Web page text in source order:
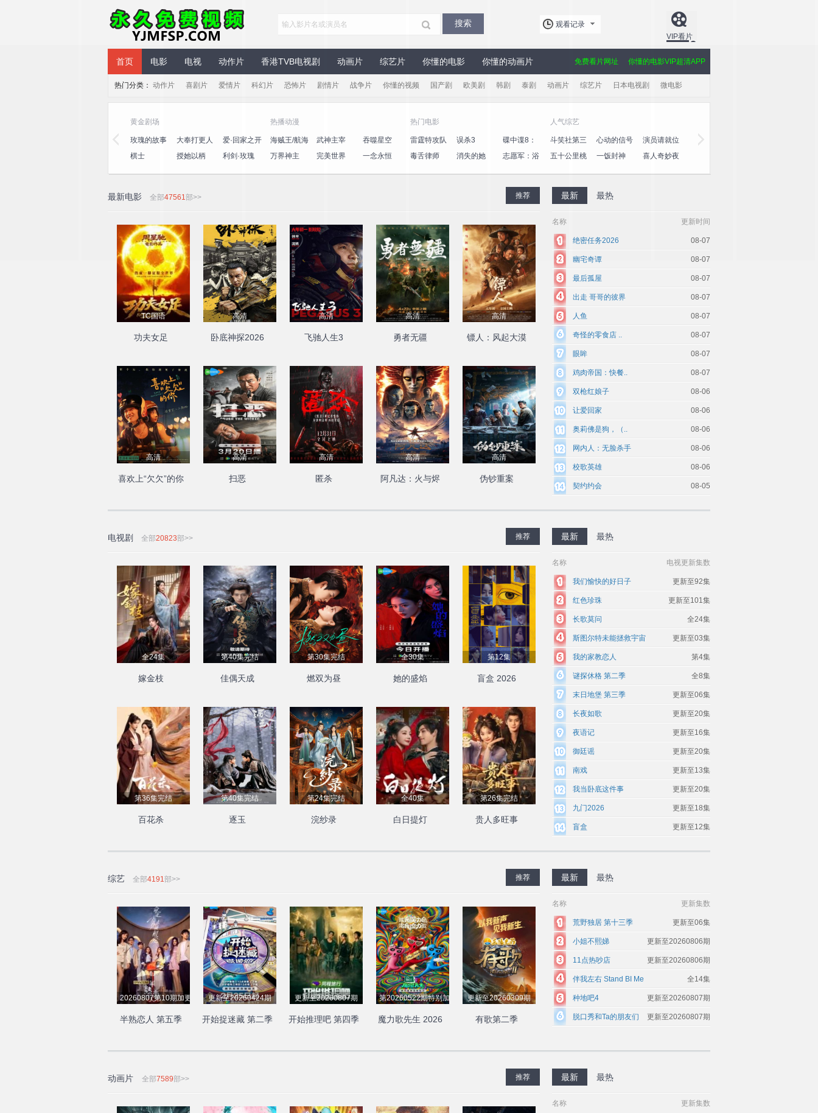
永久免费视频
观看记录
VIP看片
首页 电影 电视 动作片 香港TVB电视剧 动画片 综艺片 你懂的电影 你懂的动画片 你懂的电影VIP超清APP
免费看片网址
热门分类： 动作片 喜剧片 爱情片 科幻片 恐怖片 剧情片 战争片 你懂的视频 国产剧 欧美剧 韩剧 泰剧 动画片 综艺片 日本电视剧 微电影
黄金剧场
玫瑰的故事 大奉打更人
爱·回家之开
心速递
棋士 授她以柄 利剑·玫瑰
热播动漫
海贼王/航海
王
武神主宰
吞噬星空
万界神主
完美世界 一念永恒
热门电影
雷霆特攻队 误杀3
碟中谍8：
最终清算
毒舌律师 消失的她
志愿军：浴
人气综艺
斗笑社第三
季
心动的信号
第八季
演员请就位
第三季
五十公里桃
一饭封神
喜人奇妙夜
最新电影 全部47561部>> 推荐
TC国语
功夫女足
高清
卧底神探2026
高清
飞驰人生3
高清
勇者无疆
高清
镖人：风起大漠
高清
喜欢上“欠欠”的你
高清
扫恶
高清
匿杀
高清
阿凡达：火与烬
高清
伪钞重案
最新 最热
名称 更新时间
08-07
绝密任务2026
08-07
幽宅奇谭
08-07
最后孤屋
08-07
出走 哥哥的彼界
08-07
人鱼
08-07
奇怪的零食店 ..
08-07
眼眸
08-07
鸡肉帝国：快餐..
08-06
双枪红娘子
08-06
让爱回家
08-06
奥莉佛是狗，（..
08-06
网内人：无脸杀手
08-06
校歌英雄
08-05
契约约会
电视剧 全部20823部>> 推荐
全24集
嫁金枝
第40集完结
佳偶天成
第30集完结
燃双为昼
全30集
她的盛焰
第12集
盲盒 2026
第36集完结
百花杀
第40集完结
逐玉
第24集完结
浣纱录
全40集
白日提灯
第26集完结
贵人多旺事
最新 最热
名称 电视更新集数
更新至92集
我们愉快的好日子
更新至101集
红色珍珠
全24集
长歌莫问
更新至03集
斯图尔特未能拯救宇宙
第4集
我的家教恋人
全8集
谜探休格 第二季
更新至06集
末日地堡 第三季
更新至20集
长夜如歌
更新至16集
夜语记
更新至20集
御廷谣
更新至13集
南戏
更新至20集
我当卧底这件事
更新至18集
九门2026
更新至12集
盲盒
综艺 全部4191部>> 推荐
20260807第10期加更下
半熟恋人 第五季
更新至20260424期
开始捉迷藏 第二季
更新至20260807期
开始推理吧 第四季
第20260522期特别加更
魔力歌先生 2026
更新至20260309期
有歌第二季
最新 最热
名称 更新集数
更新至06集
荒野独居 第十三季
更新至20260806期
小姐不熙娣
更新至20260806期
11点热吵店
全14集
伴我左右 Stand BI Me
更新至20260807期
种地吧4
更新至20260807期
脱口秀和Ta的朋友们
动画片 全部7589部>> 推荐 最新 最热
名称 更新集数